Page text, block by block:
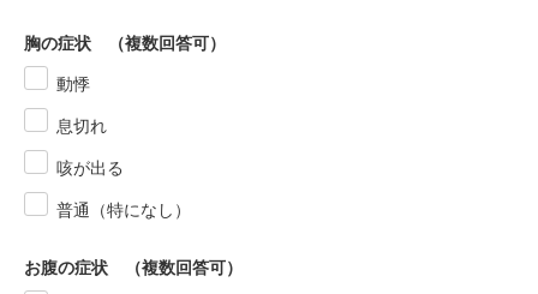
胸の症状 （複数回答可）
動悸
息切れ
咳が出る
普通（特になし）
お腹の症状 （複数回答可）